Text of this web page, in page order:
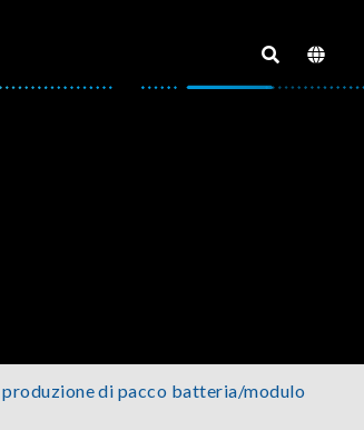
di pacco batteria/modulo